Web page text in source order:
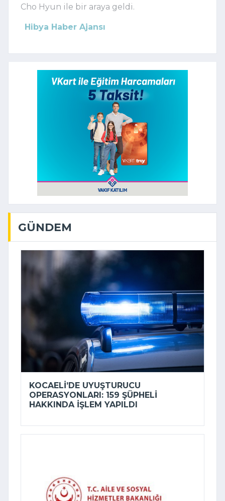
Cho Hyun ile bir araya geldi.
Hibya Haber Ajansı
GÜNDEM
KOCAELI’DE UYUŞTURUCU
OPERASYONLARI: 159 ŞÜPHELI
HAKKINDA IŞLEM YAPILDI